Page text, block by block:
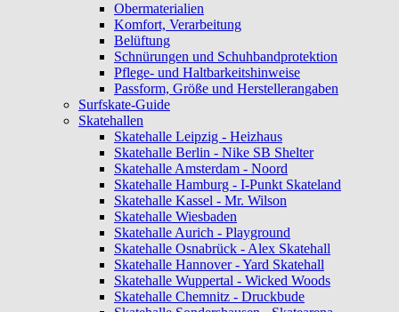
Obermaterialien
Komfort, Verarbeitung
Belüftung
Schnürungen und Schuhbandprotektion
Pflege- und Haltbarkeitshinweise
Passform, Größe und Herstellerangaben
Surfskate-Guide
Skatehallen
Skatehalle Leipzig - Heizhaus
Skatehalle Berlin - Nike SB Shelter
Skatehalle Amsterdam - Noord
Skatehalle Hamburg - I-Punkt Skateland
Skatehalle Kassel - Mr. Wilson
Skatehalle Wiesbaden
Skatehalle Aurich - Playground
Skatehalle Osnabrück - Alex Skatehall
Skatehalle Hannover - Yard Skatehall
Skatehalle Wuppertal - Wicked Woods
Skatehalle Chemnitz - Druckbude